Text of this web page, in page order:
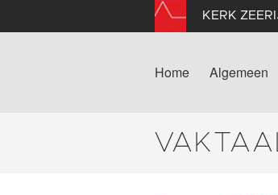
KERK
Home Algemeen